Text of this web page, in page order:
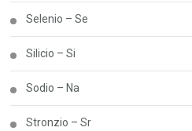
Selenio – Se
Silicio – Si
Sodio – Na
Stronzio – Sr